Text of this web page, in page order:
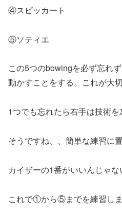
④スピッカート
⑤ソティエ
この5つのbowingを必ず忘れ
動かすことをする。これが大切
1つでも忘れたら右手は技術を
そうですね、、簡単な練習に
カイザーの1番がいいんじゃな
これで①から⑤までを練習しま